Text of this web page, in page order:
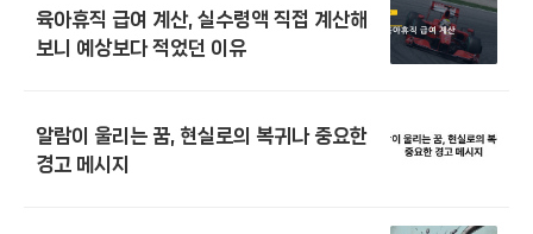
육아휴직 급여 계산, 실수령액 직접 계산해
보니 예상보다 적었던 이유
알람이 울리는 꿈, 현실로의 복귀나 중요한
경고 메시지